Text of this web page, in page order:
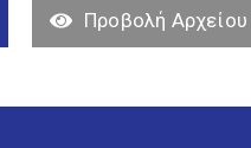
Προβολή Αρχείου